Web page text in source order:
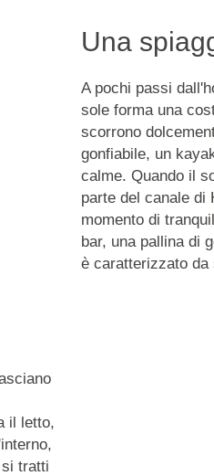
Una
A pochi passi
sole forma una
scorrono
gonfiabile, un
calme. Quando il
parte del canale di
momento di
bar, una pallina di
è caratterizzato
il letto,
tratti